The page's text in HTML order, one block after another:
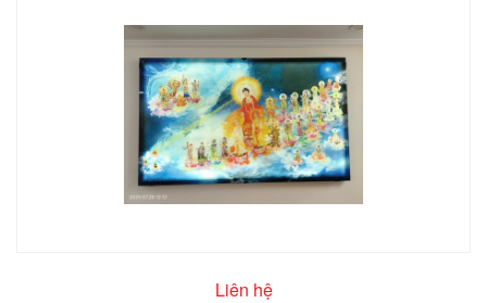
Liên hệ